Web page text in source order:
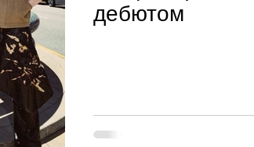
дебютом